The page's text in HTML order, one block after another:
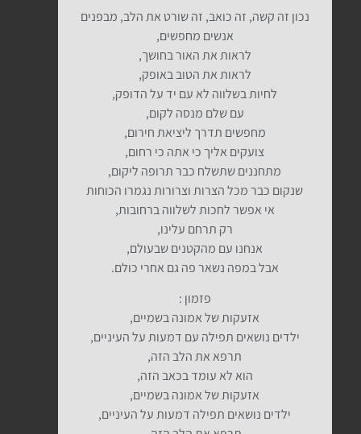
נכון זה קשה, זה כואב, זה שורט את הלב, מבפנים
אנשים מחפשים,
לראות את האור בחושך,
לראות את הטוב באופק,
לחיות בשלווה לא עם יד על הדופק,
עם שלם מנסה לקום,
מחפשים תדרך ליציאת חירום,
צועקים אליך כי אתה כי רחום,
מתחננים שתשלח כבר תרופה ליקום,
שנקום כבר מכל הצרות וצרורות נגמרו הכוחות
אי אפשר לחכות לשלווה ברחובות,
רק תרחם עלינו,
אנחנו עם מהקטנים שבעולם,
אבל במפה נשאר פה גם אחרי כולם.
פזמון :
אזעקות של אמונה בשמיים,
ילדים נושאים תפילה עם דמעות על העיניים,
תרפא את הלב הזה,
הוא לא עומד בכאב הזה,
אזעקות של אמונה בשמיים,
ילדים נושאים תפילה דמעות על העיניים,